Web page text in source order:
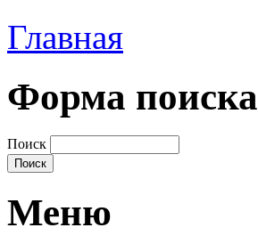
Главная
Форма поиска
Поиск
Меню